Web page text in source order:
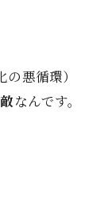
悪循環）
なんです。